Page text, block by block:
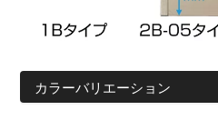
カラーバリエーション